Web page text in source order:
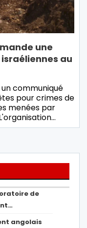
une
au
communiqué
pour crimes de
menées par
de
angolais